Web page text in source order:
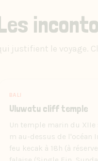
justifient le voyage.
BALI
Uluwatu cliff temple
Un temple marin du XIIe
m au-dessus de l'océan
feu kecak à 18h (à